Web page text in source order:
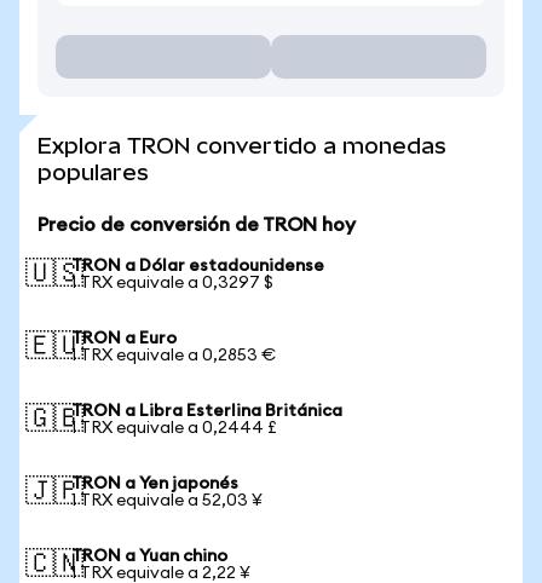
Explora TRON convertido a monedas
populares
Precio de conversión de TRON hoy
🇺🇸TRON a Dólar estadounidense
1 TRX equivale a 0,3297 $
🇪🇺TRON a Euro
1 TRX equivale a 0,2853 €
🇬🇧TRON a Libra Esterlina Británica
1 TRX equivale a 0,2444 £
🇯🇵TRON a Yen japonés
1 TRX equivale a 52,03 ¥
🇨🇳TRON a Yuan chino
1 TRX equivale a 2,22 ¥